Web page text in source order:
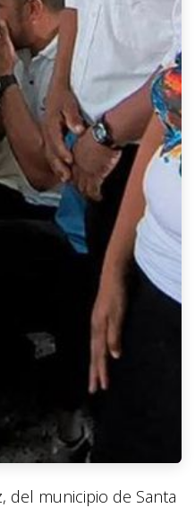
del municipio de Santa